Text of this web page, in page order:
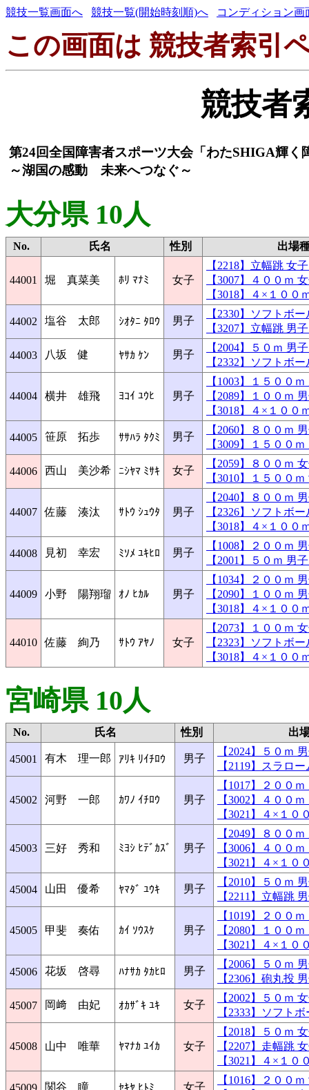
競技一覧画面へ 競技一覧(開始時刻順)へ コンディション画
この画面は 競技者索引
競技者
第24回全国障害者スポーツ大会「わたSHIGA輝
～湖国の感動 未来へつなぐ～
大分県 10人
No. 氏名 性別 出場
44001 堀 真菜美 ﾎﾘ ﾏﾅﾐ 女子
【2218】立幅跳
【3007】４００
【3018】４×１
44002 塩谷 太郎 ｼｵﾀﾆ ﾀﾛｳ 男子
【2330】ソフト
【3207】立幅跳
44003 八坂 健 ﾔｻｶ ｹﾝ 男子
【2004】５０ｍ
【2332】ソフト
44004 横井 雄飛 ﾖｺｲ ﾕｳﾋ 男子
【1003】１５０
【2089】１００
【3018】４×１
44005 笹原 拓歩 ｻｻﾊﾗ ﾀｸﾐ 男子
【2060】８００
【3009】１５０
44006 西山 美沙希 ﾆｼﾔﾏ ﾐｻｷ 女子
【2059】８００
【3010】１５０
44007 佐藤 湊汰 ｻﾄｳ ｼｭｳﾀ 男子
【2040】８００
【2326】ソフト
【3018】４×１
44008 見初 幸宏 ﾐｿﾒ ﾕｷﾋﾛ 男子
【1008】２００
【2001】５０ｍ
44009 小野 陽翔瑠 ｵﾉ ﾋｶﾙ 男子
【1034】２００
【2090】１００
【3018】４×１
44010 佐藤 絢乃 ｻﾄｳ ｱﾔﾉ 女子
【2073】１００
【2323】ソフト
【3018】４×１
宮崎県 10人
No. 氏名 性別 出
45001 有木 理一郎 ｱﾘｷ ﾘｲﾁﾛｳ 男子
【2024】５０
【2119】スラ
45002 河野 一郎 ｶﾜﾉ ｲﾁﾛｳ 男子
【1017】２０
【3002】４０
【3021】４×
45003 三好 秀和 ﾐﾖｼ ﾋﾃﾞｶｽﾞ 男子
【2049】８０
【3006】４０
【3021】４×
45004 山田 優希 ﾔﾏﾀﾞ ﾕｳｷ 男子
【2010】５０
【2211】立幅
45005 甲斐 奏佑 ｶｲ ｿｳｽｹ 男子
【1019】２０
【2080】１０
【3021】４×
45006 花坂 啓尋 ﾊﾅｻｶ ﾀｶﾋﾛ 男子
【2006】５０
【2306】砲丸
45007 岡﨑 由妃 ｵｶｻﾞｷ ﾕｷ 女子
【2002】５０
【2333】ソフ
45008 山中 唯華 ﾔﾏﾅｶ ﾕｲｶ 女子
【2018】５０
【2207】走幅
【3021】４×
45009 関谷 瞳 ｾｷﾔ ﾋﾄﾐ 女子
【1016】２０